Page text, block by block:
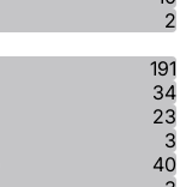
2
191
34
23
3
40